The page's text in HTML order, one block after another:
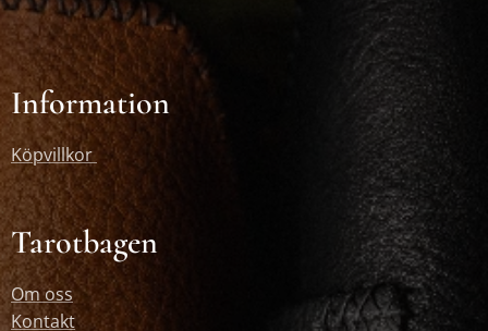
Information
Köpvillkor
Tarotbagen
Om oss
Kontakt